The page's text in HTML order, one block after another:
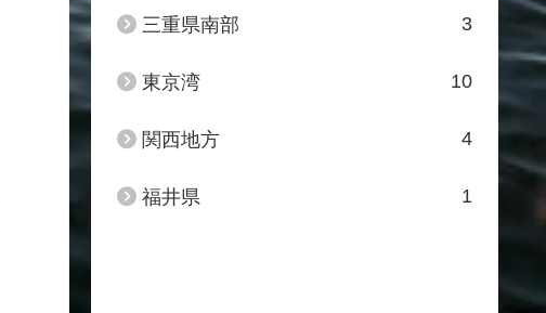
三重県南部 3
東京湾 10
関西地方 4
福井県 1